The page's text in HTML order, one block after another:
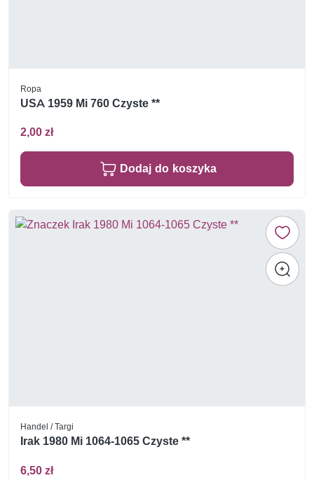
Ropa
USA 1959 Mi 760 Czyste **
2,00 zł
Dodaj do koszyka
Handel / Targi
Irak 1980 Mi 1064-1065 Czyste **
6,50 zł